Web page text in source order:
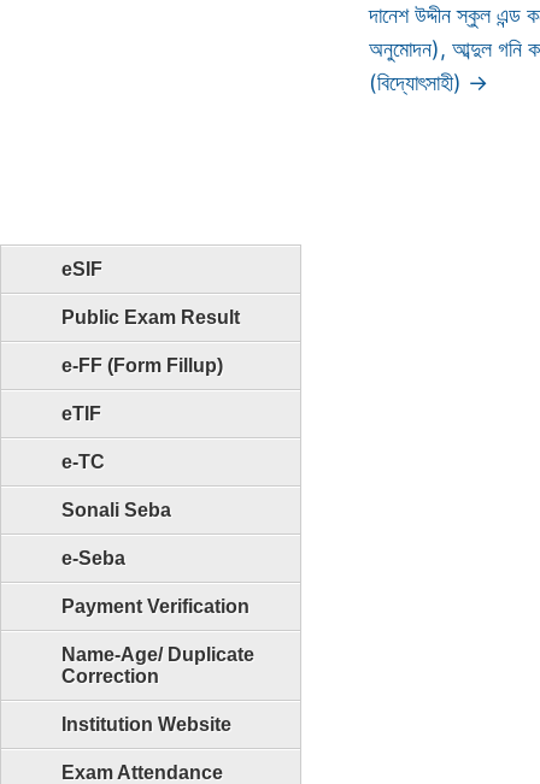
eSIF
Public Exam Result
e-FF (Form Fillup)
eTIF
e-TC
Sonali Seba
e-Seba
Payment Verification
Name-Age/ Duplicate
Correction
Institution Website
Exam Attendance
দানেশ উদ্দীন স্কুল এন্ড
অনুমোদন), আব্দুল গনি
(বিদ্যোৎসাহী) →